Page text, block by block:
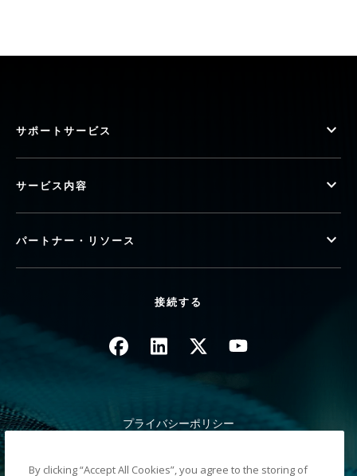
サポートサービス
サービス内容
パートナー・リソース
接続する
画像 画像 画像 画像
プライバシーポリシー
By clicking “Accept All Cookies”, you agree to the storing of